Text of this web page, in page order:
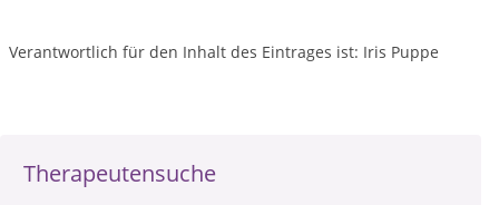
Therapeutensuche
Verantwortlich für den Inhalt des Eintrages ist: Iris Puppe